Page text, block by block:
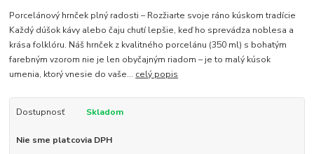
Porcelánový hrnček plný radosti – Rozžiarte svoje ráno kúskom tradície
Každý dúšok kávy alebo čaju chutí lepšie, keď ho sprevádza noblesa a
krása folklóru. Náš hrnček z kvalitného porcelánu (350 ml) s bohatým
farebným vzorom nie je len obyčajným riadom – je to malý kúsok
umenia, ktorý vnesie do vaše... celý popis
Dostupnosť Skladom
Nie sme platcovia DPH